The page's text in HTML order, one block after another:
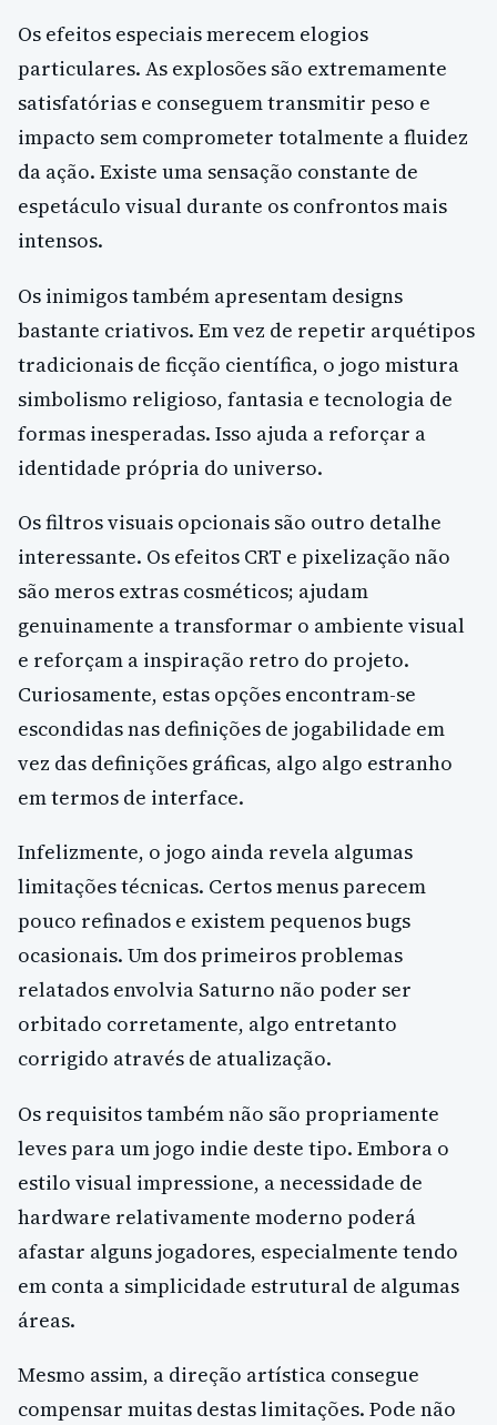
Os efeitos especiais merecem elogios
particulares. As explosões são extremamente
satisfatórias e conseguem transmitir peso e
impacto sem comprometer totalmente a fluidez
da ação. Existe uma sensação constante de
espetáculo visual durante os confrontos mais
intensos.
Os inimigos também apresentam designs
bastante criativos. Em vez de repetir arquétipos
tradicionais de ficção científica, o jogo mistura
simbolismo religioso, fantasia e tecnologia de
formas inesperadas. Isso ajuda a reforçar a
identidade própria do universo.
Os filtros visuais opcionais são outro detalhe
interessante. Os efeitos CRT e pixelização não
são meros extras cosméticos; ajudam
genuinamente a transformar o ambiente visual
e reforçam a inspiração retro do projeto.
Curiosamente, estas opções encontram-se
escondidas nas definições de jogabilidade em
vez das definições gráficas, algo algo estranho
em termos de interface.
Infelizmente, o jogo ainda revela algumas
limitações técnicas. Certos menus parecem
pouco refinados e existem pequenos bugs
ocasionais. Um dos primeiros problemas
relatados envolvia Saturno não poder ser
orbitado corretamente, algo entretanto
corrigido através de atualização.
Os requisitos também não são propriamente
leves para um jogo indie deste tipo. Embora o
estilo visual impressione, a necessidade de
hardware relativamente moderno poderá
afastar alguns jogadores, especialmente tendo
em conta a simplicidade estrutural de algumas
áreas.
Mesmo assim, a direção artística consegue
compensar muitas destas limitações. Pode não